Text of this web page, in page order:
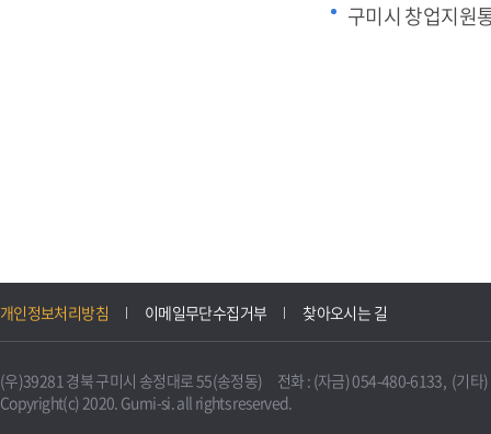
구미시 창업지원
개인정보처리방침 이메일무단수집거부 찾아오시는 길
(우)39281 경북 구미시 송정대로 55(송정동) 전화 : (자금) 054-480-6133, (기타
Copyright(c) 2020. Gumi-si. all rights reserved.